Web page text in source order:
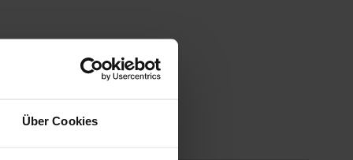
Über Cookies